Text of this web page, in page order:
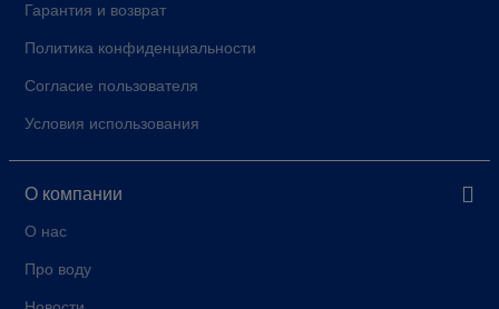
Гарантия и возврат
Политика конфиденциальности
Согласие пользователя
Условия использования
О компании
О нас
Про воду